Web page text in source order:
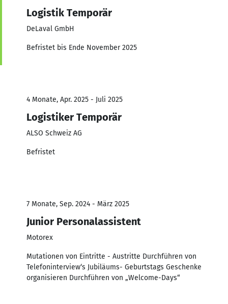
Logistik Temporär
DeLaval GmbH
Befristet bis Ende November 2025
4 Monate, Apr. 2025 - Juli 2025
Logistiker Temporär
ALSO Schweiz AG
Befristet
7 Monate, Sep. 2024 - März 2025
Junior Personalassistent
Motorex
Mutationen von Eintritte - Austritte Durchführen von
Telefoninterview‘s Jubiläums- Geburtstags Geschenke
organisieren Durchführen von „Welcome-Days“